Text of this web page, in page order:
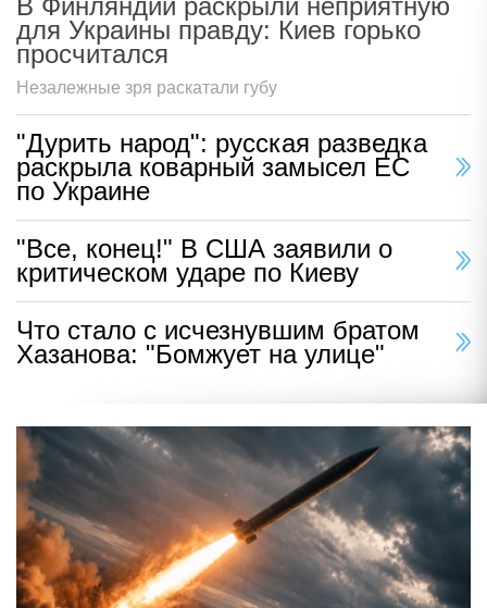
В Финляндии раскрыли неприятную
для Украины правду: Киев горько
просчитался
Незалежные зря раскатали губу
"Дурить народ": русская разведка
раскрыла коварный замысел ЕС
по Украине
"Все, конец!" В США заявили о
критическом ударе по Киеву
Что стало с исчезнувшим братом
Хазанова: "Бомжует на улице"